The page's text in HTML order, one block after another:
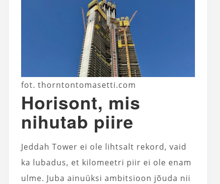
fot. thorntontomasetti.com
Horisont, mis
nihutab piire
Jeddah Tower ei ole lihtsalt rekord, vaid
ka lubadus, et kilomeetri piir ei ole enam
ulme. Juba ainuüksi ambitsioon jõuda nii